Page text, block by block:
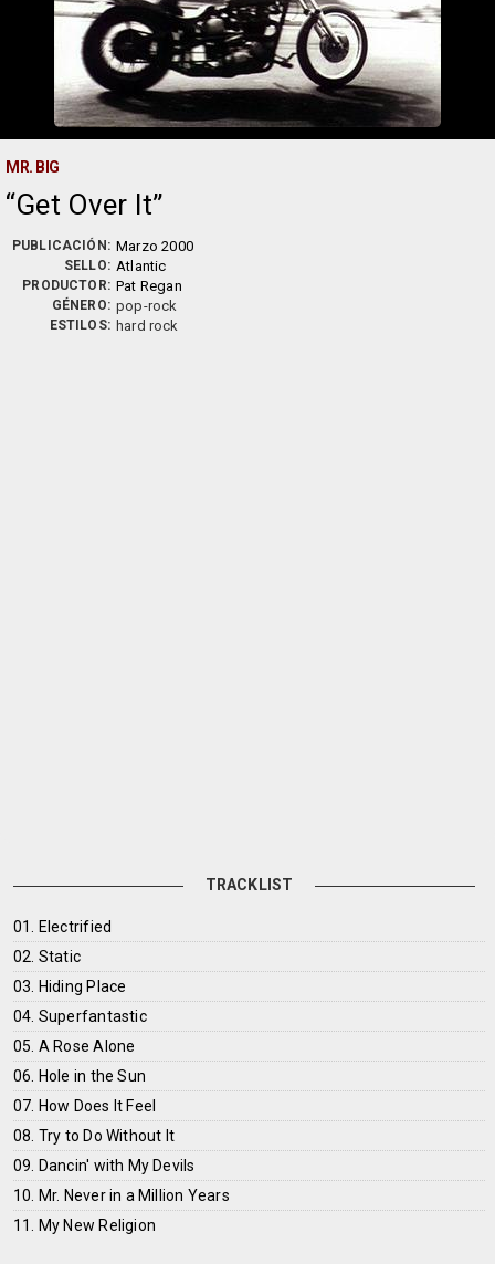
MR. BIG
Get Over It
PUBLICACIÓN: Marzo 2000
SELLO: Atlantic
PRODUCTOR: Pat Regan
GÉNERO: pop-rock
ESTILOS: hard rock
TRACKLIST
01. Electrified
02. Static
03. Hiding Place
04. Superfantastic
05. A Rose Alone
06. Hole in the Sun
07. How Does It Feel
08. Try to Do Without It
09. Dancin' with My Devils
10. Mr. Never in a Million Years
11. My New Religion